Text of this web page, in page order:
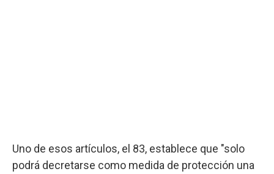
Uno de esos artículos, el 83, establece que "solo
podrá decretarse como medida de protección una